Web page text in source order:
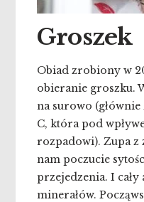
Groszek
Obiad zrobiony w
obieranie groszku.
na surowo
C, która pod
rozpadowi). Zupa z
nam poczucie
przejedzenia. I cały
minerałów.